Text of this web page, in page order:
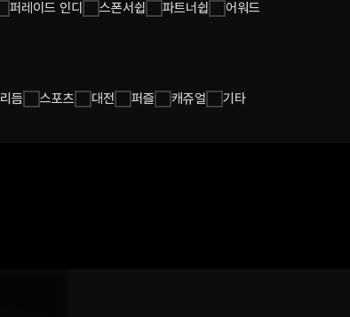
퍼레이드 인디 스폰서쉽 파트너쉽 어워드
리듬 스포츠 대전 퍼즐 캐쥬얼 기타